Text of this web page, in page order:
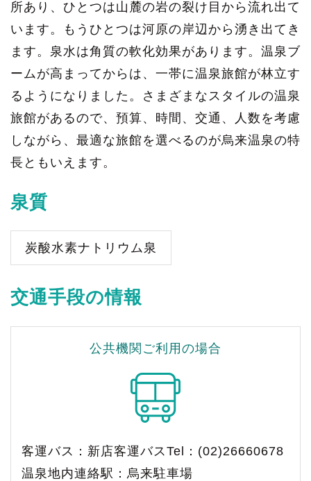
所あり、ひとつは山麓の岩の裂け目から流れ出て
います。もうひとつは河原の岸辺から湧き出てき
ます。泉水は角質の軟化効果があります。温泉ブ
ームが高まってからは、一帯に温泉旅館が林立す
るようになりました。さまざまなスタイルの温泉
旅館があるので、預算、時間、交通、人数を考慮
しながら、最適な旅館を選べるのが烏来温泉の特
長ともいえます。
泉質
炭酸水素ナトリウム泉
交通手段の情報
公共機関ご利用の場合
客運バス：新店客運バスTel：(02)26660678
温泉地内連絡駅：烏来駐車場